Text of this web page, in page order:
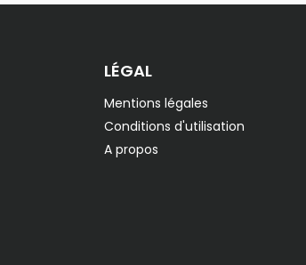
LÉGAL
Mentions légales
Conditions d'utilisation
A propos